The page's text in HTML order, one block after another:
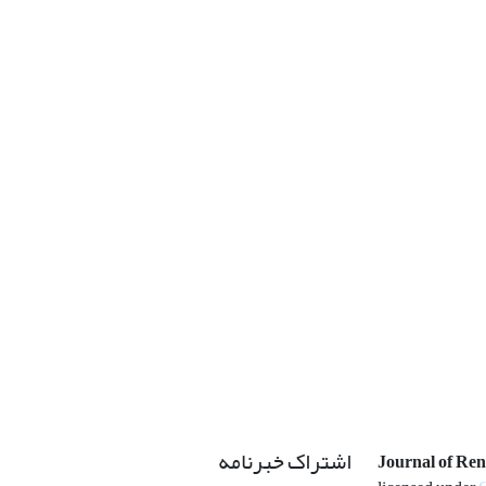
Journal of اشتراک خبرنامه